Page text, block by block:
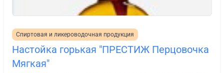
Спиртовая и ликероводочная продукция
Настойка горькая "ПРЕСТИЖ Перцовочка
Мягкая"